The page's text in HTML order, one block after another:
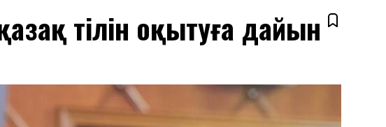
тілін оқытуға дайын